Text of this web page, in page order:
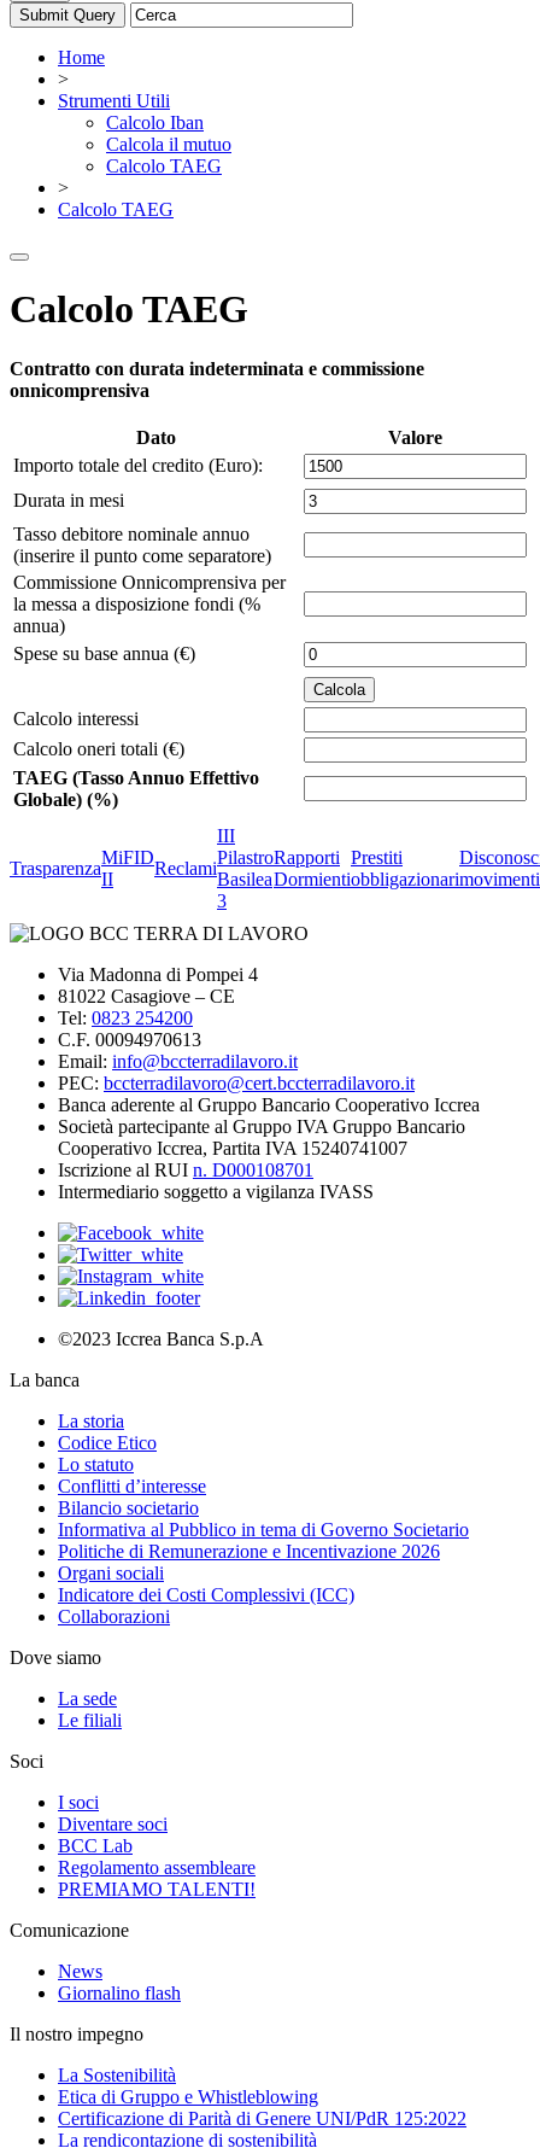
Home
>
Strumenti Utili
Calcolo Iban
Calcola il mutuo
Calcolo TAEG
>
Calcolo TAEG
Calcolo TAEG
Contratto con durata indeterminata e commissione
onnicomprensiva
Dato
Valore
Importo totale del credito (Euro):
Durata in mesi
Tasso debitore nominale annuo
(inserire il punto come separatore)
Commissione Onnicomprensiva per
la messa a disposizione fondi (%
annua)
Spese su base annua (€)
Calcolo interessi
Calcolo oneri totali (€)
TAEG (Tasso Annuo Effettivo
Globale) (%)
Trasparenza
MiFID
II
Reclami
III
Pilastro
Basilea
3
Rapporti
Dormienti
Prestiti
obbligazionarimovimenti
Via Madonna di Pompei 4
81022 Casagiove – CE
Tel: 0823 254200
C.F. 00094970613
Email: info@bccterradilavoro.it
PEC: bccterradilavoro@cert.bccterradilavoro.it
Banca aderente al Gruppo Bancario Cooperativo Iccrea
Società partecipante al Gruppo IVA Gruppo Bancario
Cooperativo Iccrea, Partita IVA 15240741007
Iscrizione al RUI n. D000108701
Intermediario soggetto a vigilanza IVASS
©2023 Iccrea Banca S.p.A
La banca
La storia
Codice Etico
Lo statuto
Conflitti d’interesse
Bilancio societario
Informativa al Pubblico in tema di Governo Societario
Politiche di Remunerazione e Incentivazione 2026
Organi sociali
Indicatore dei Costi Complessivi (ICC)
Collaborazioni
Dove siamo
La sede
Le filiali
Soci
I soci
Diventare soci
BCC Lab
Regolamento assembleare
PREMIAMO TALENTI!
Comunicazione
News
Giornalino flash
Il nostro impegno
La Sostenibilità
Etica di Gruppo e Whistleblowing
Certificazione di Parità di Genere UNI/PdR 125:2022
La rendicontazione di sostenibilità